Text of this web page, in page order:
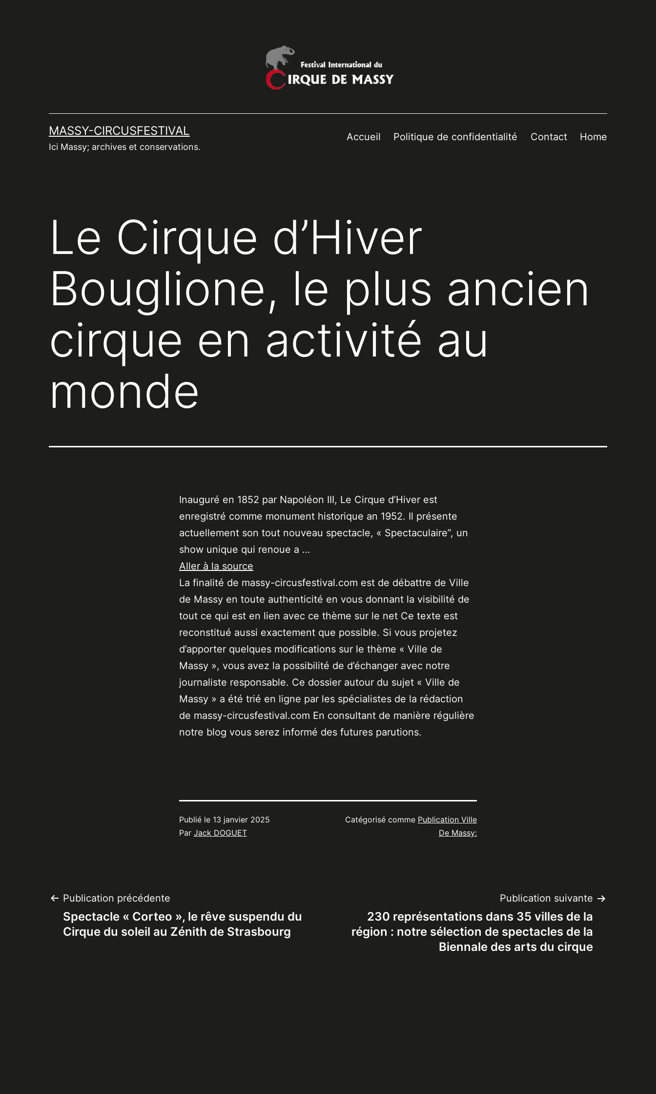
MASSY-CIRCUSFESTIVAL
Ici Massy; archives et conservations.
Accueil Politique de confidentialité Contact Home
Le Cirque d’Hiver
Bouglione, le plus ancien
cirque en activité au
monde
Inauguré en 1852 par Napoléon III, Le Cirque d’Hiver est
enregistré comme monument historique an 1952. Il présente
actuellement son tout nouveau spectacle, « Spectaculaire”, un
show unique qui renoue a …
Aller à la source
La finalité de massy-circusfestival.com est de débattre de Ville
de Massy en toute authenticité en vous donnant la visibilité de
tout ce qui est en lien avec ce thème sur le net Ce texte est
reconstitué aussi exactement que possible. Si vous projetez
d’apporter quelques modifications sur le thème « Ville de
Massy », vous avez la possibilité de d’échanger avec notre
journaliste responsable. Ce dossier autour du sujet « Ville de
Massy » a été trié en ligne par les spécialistes de la rédaction
de massy-circusfestival.com En consultant de manière régulière
notre blog vous serez informé des futures parutions.
Publié le 13 janvier 2025
Par Jack DOGUET
Catégorisé comme Publication Ville
De Massy:
Navigation
de
Publication précédente
Spectacle « Corteo », le rêve suspendu du
Cirque du soleil au Zénith de Strasbourg
Publication suivante
230 représentations dans 35 villes de la
région : notre sélection de spectacles de la
Biennale des arts du cirque